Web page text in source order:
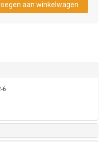
aan winkelwagen
6